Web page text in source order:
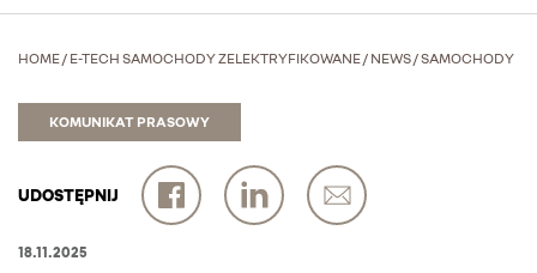
HOME/ E-TECH SAMOCHODY ZELEKTRYFIKOWANE/ NEWS/SAMOCHODY
KOMUNIKAT PRASOWY
UDOSTĘPNIJ
18.11.2025